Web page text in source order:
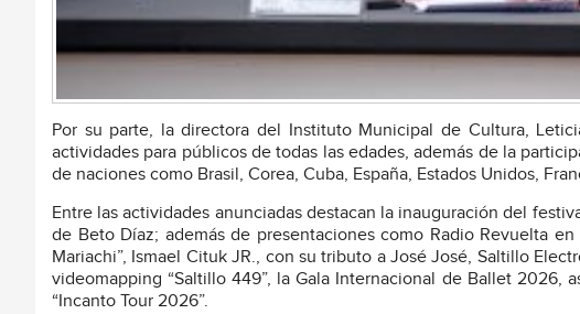
Por su parte, la directora del Instituto Municipal de Cultura,
actividades para públicos de todas las edades, además de la
de naciones como Brasil, Corea, Cuba, España, Estados Unidos,
Entre las actividades anunciadas destacan la inauguración del
de Beto Díaz; además de presentaciones como Radio Revuelta
Mariachi”, Ismael Cituk JR., con su tributo a José José, Saltillo
videomapping “Saltillo 449”, la Gala Internacional de Ballet
“Incanto Tour 2026”.